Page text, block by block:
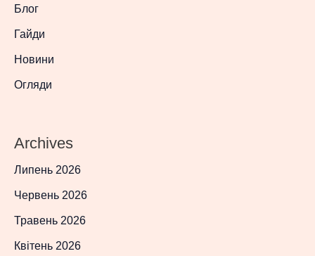
Блог
Гайди
Новини
Огляди
Archives
Липень 2026
Червень 2026
Травень 2026
Квітень 2026